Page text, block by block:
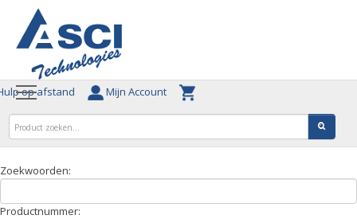
op afstand Mijn Account
Zoekwoorden:
Productnummer: